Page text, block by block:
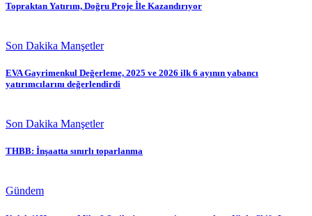
Topraktan Yatırım, Doğru Proje İle Kazandırıyor
Son Dakika Manşetler
EVA Gayrimenkul Değerleme, 2025 ve 2026 ilk 6 ayının yabancı
yatırımcılarını değerlendirdi
Son Dakika Manşetler
THBB: İnşaatta sınırlı toparlanma
Gündem